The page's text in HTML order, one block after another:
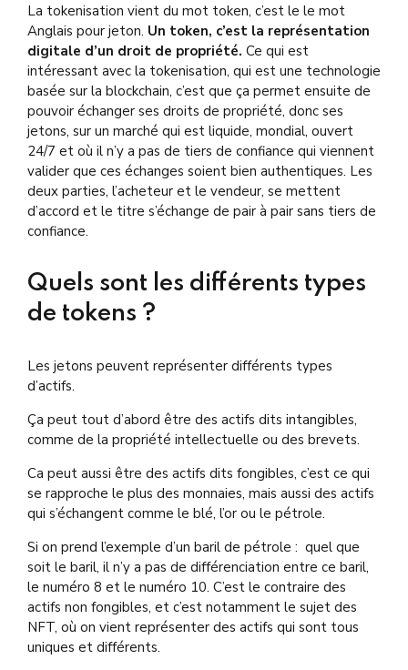
La tokenisation vient du mot token, c’est le le mot
Anglais pour jeton. Un token, c’est la représentation
digitale d’un droit de propriété. Ce qui est
intéressant avec la tokenisation, qui est une technologie
basée sur la blockchain, c’est que ça permet ensuite de
pouvoir échanger ses droits de propriété, donc ses
jetons, sur un marché qui est liquide, mondial, ouvert
24/7 et où il n’y a pas de tiers de confiance qui viennent
valider que ces échanges soient bien authentiques. Les
deux parties, l’acheteur et le vendeur, se mettent
d’accord et le titre s’échange de pair à pair sans tiers de
confiance.
Quels sont les différents types
de tokens ?
Les jetons peuvent représenter différents types
d’actifs.
Ça peut tout d’abord être des actifs dits intangibles,
comme de la propriété intellectuelle ou des brevets.
Ca peut aussi être des actifs dits fongibles, c’est ce qui
se rapproche le plus des monnaies, mais aussi des actifs
qui s’échangent comme le blé, l’or ou le pétrole.
Si on prend l’exemple d’un baril de pétrole : quel que
soit le baril, il n’y a pas de différenciation entre ce baril,
le numéro 8 et le numéro 10. C’est le contraire des
actifs non fongibles, et c’est notamment le sujet des
NFT, où on vient représenter des actifs qui sont tous
uniques et différents.